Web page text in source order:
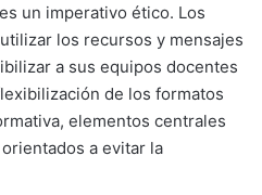
un imperativo ético. Los
los recursos y mensajes
a sus equipos docentes
de los formatos
elementos centrales
a evitar la